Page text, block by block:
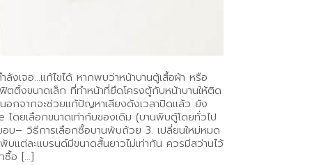
งเจอ…แก้ไขได้ หากพบว่าหน้าบานตู้เสื้อผ้า หรือ
ติ้งขนาดเล็ก ที่ทำหน้าที่ยึดโครงตู้กับหน้าบานให้ติด
กจากจะช่วยแก้ปัญหาเสียงดังเวลาปิดแล้ว ยัง
ดยเลือกขนาดเท่ากับของเดิม (บานพับตู้โดยทั่วไป
บ– วิธีการเลือกซื้อบานพับถ้วย 3. เปลี่ยนใหม่หมด
บแต่ละแบรนด์มีขนาดสั้นยาวไม่เท่ากัน ควรมีสว่านไว้
ซื้อ […]